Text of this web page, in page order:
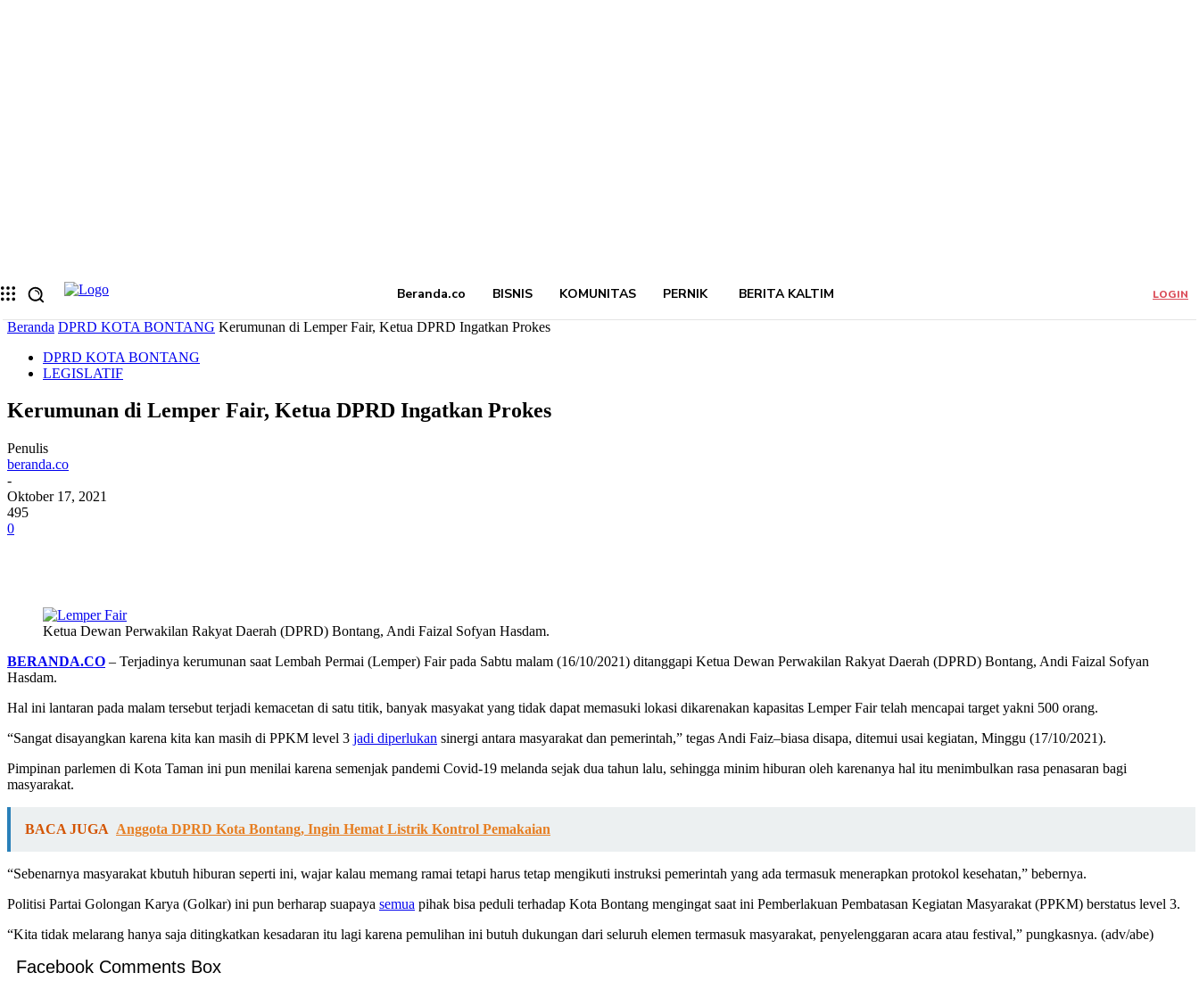
Beranda.co BISNIS KOMUNITAS PERNIK BERITA KALTIM LOGIN
Beranda DPRD KOTA BONTANG Kerumunan di Lemper Fair, Ketua DPRD Ingatkan Prokes
DPRD KOTA BONTANG
LEGISLATIF
Kerumunan di Lemper Fair, Ketua DPRD Ingatkan Prokes
Penulis
beranda.co
-
Oktober 17, 2021
495
0
Ketua Dewan Perwakilan Rakyat Daerah (DPRD) Bontang, Andi Faizal Sofyan Hasdam.
BERANDA.CO – Terjadinya kerumunan saat Lembah Permai (Lemper) Fair pada Sabtu malam (16/10/2021) ditanggapi Ketua Dewan Perwakilan Rakyat Daerah (DPRD) Bontang, Andi Faizal Sofyan
Hasdam.
Hal ini lantaran pada malam tersebut terjadi kemacetan di satu titik, banyak masyakat yang tidak dapat memasuki lokasi dikarenakan kapasitas Lemper Fair telah mencapai target yakni 500 orang.
“Sangat disayangkan karena kita kan masih di PPKM level 3 jadi diperlukan sinergi antara masyarakat dan pemerintah,” tegas Andi Faiz–biasa disapa, ditemui usai kegiatan, Minggu (17/10/2021).
Pimpinan parlemen di Kota Taman ini pun menilai karena semenjak pandemi Covid-19 melanda sejak dua tahun lalu, sehingga minim hiburan oleh karenanya hal itu menimbulkan rasa penasaran bagi
masyarakat.
BACA JUGA Anggota DPRD Kota Bontang, Ingin Hemat Listrik Kontrol Pemakaian
“Sebenarnya masyarakat kbutuh hiburan seperti ini, wajar kalau memang ramai tetapi harus tetap mengikuti instruksi pemerintah yang ada termasuk menerapkan protokol kesehatan,” bebernya.
Politisi Partai Golongan Karya (Golkar) ini pun berharap suapaya semua pihak bisa peduli terhadap Kota Bontang mengingat saat ini Pemberlakuan Pembatasan Kegiatan Masyarakat (PPKM) berstatus level 3.
“Kita tidak melarang hanya saja ditingkatkan kesadaran itu lagi karena pemulihan ini butuh dukungan dari seluruh elemen termasuk masyarakat, penyelenggaran acara atau festival,” pungkasnya. (adv/abe)
Facebook Comments Box